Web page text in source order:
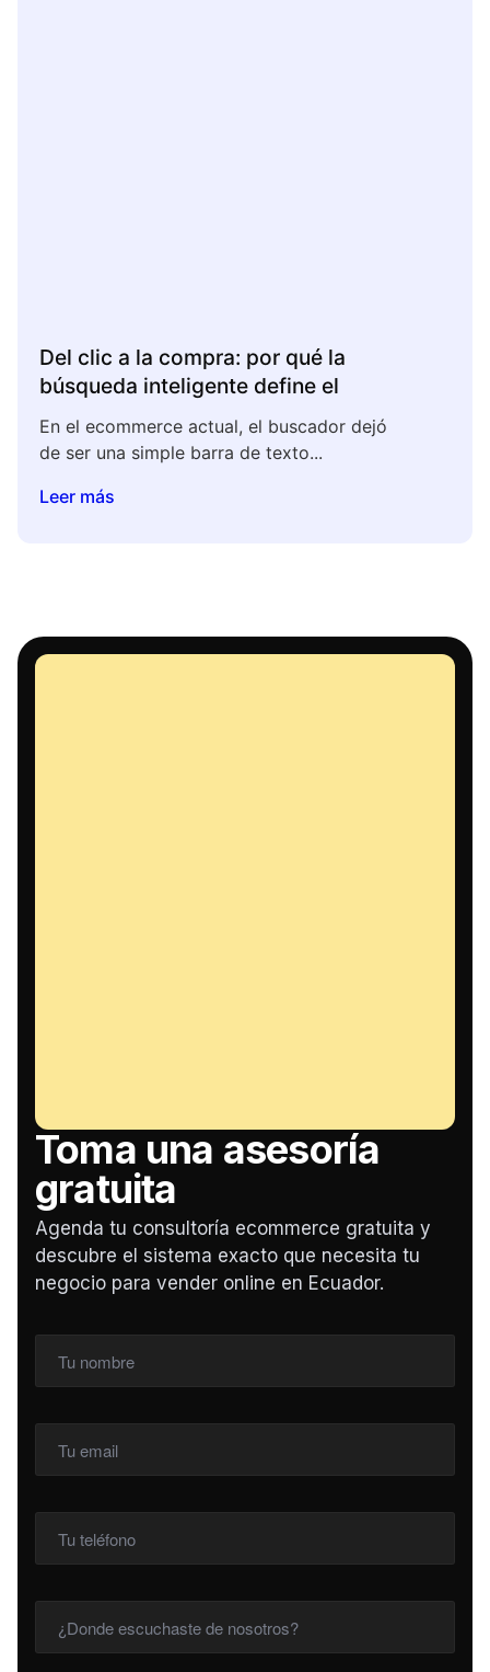
Del clic a la compra: por qué la
búsqueda inteligente define el
En el ecommerce actual, el buscador dejó
de ser una simple barra de texto...
Leer más
Toma una asesoría
gratuita
Agenda tu consultoría ecommerce gratuita y
descubre el sistema exacto que necesita tu
negocio para vender online en Ecuador.